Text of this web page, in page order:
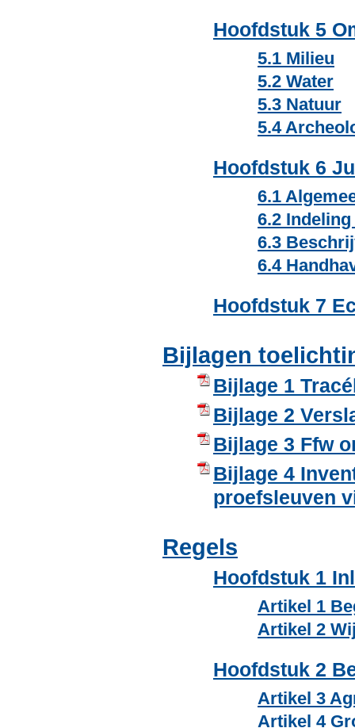
Hoofdstuk 5
5.1 Milieu
5.2 Water
5.3 Natuur
5.4
Hoofdstuk 6
6.1
6.2
6.3
6.4
Hoofdstuk 7
Bijlagen
Bijlage 1
Bijlage 2
Bijlage 3 Ffw
Bijlage 4
proefsleuven
Regels
Hoofdstuk 1
Artikel 1
Artikel 2
Hoofdstuk 2
Artikel 3
Artikel 4